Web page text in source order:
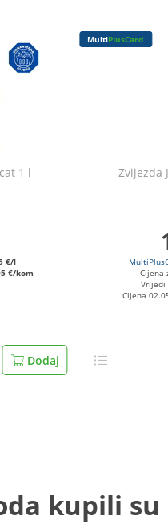
1 l
€/l
€/kom
Dodaj
MultiPlusCard
Zvijezda
Cijena
Vrijedi
Cijena
kupili su